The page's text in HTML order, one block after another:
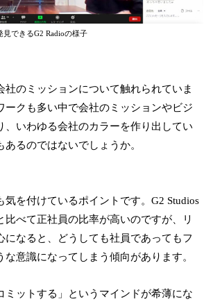
できるG2 Radioの様子
社のミッションについて触れられていま
ークも多い中で会社のミッションやビジ
、いわゆる会社のカラーを作り出してい
あるのではないでしょうか。
気を付けているポイントです。G2 Studios
比べて正社員の比率が高いのですが、リ
になると、どうしても社員であってもフ
な意識になってしまう傾向があります。
ミットする」というマインドが希薄にな